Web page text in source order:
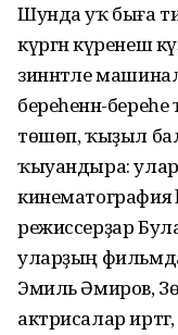
Шунда уҡ быға
күргән күренеш
зиннәтле
береһенән-
төшөп, ҡыҙыл
ҡыуандыра:
кинематография
режиссерҙар
уларҙың
Эмиль Әмиров,
актрисалар